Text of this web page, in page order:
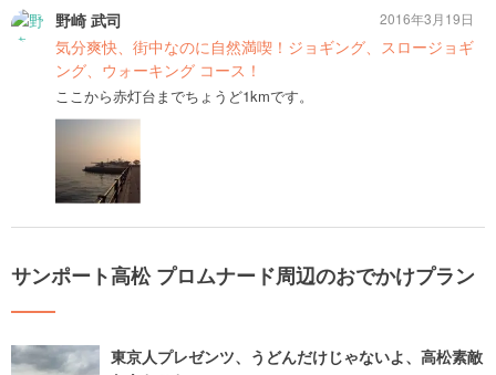
野崎 武司
気分爽快、街中なのに自然満喫！ジョギング、スロージョギ
ング、ウォーキング コース！
ここから赤灯台までちょうど1kmです。
2016年3月19日
サンポート高松 プロムナード周辺のおでかけプラン
東京人プレゼンツ、うどんだけじゃないよ、高松素敵